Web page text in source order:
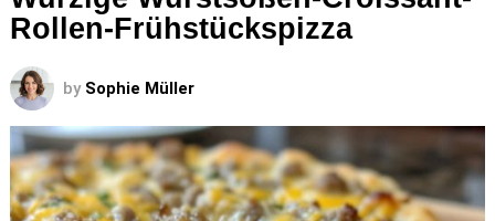
Rollen-Frühstückspizza
by Sophie Müller